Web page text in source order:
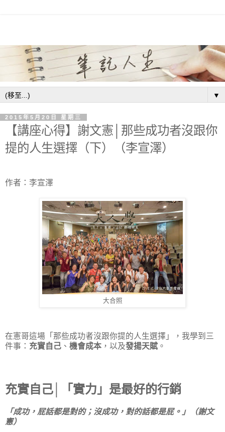
▼
2015年5月20日 星期三
【講座心得】謝文憲│那些成功者沒跟你
提的人生選擇（下）（李宣澤）
作者：李宣澤
大合照
在憲哥這場「那些成功者沒跟你提的人生選擇」，我學到三
件事： 充實自己 、 機會成本 ，以及發揚天賦 。
充實自己│「實力」是最好的行銷
「成功，屁話都是對的；沒成功，對的話都是屁。」（謝文
憲）